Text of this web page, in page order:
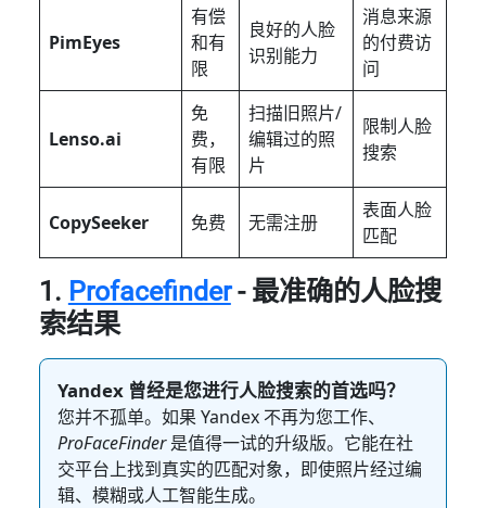
PimEyes
有偿
和有
限
良好的人脸
识别能力
消息来源
的付费访
问
Lenso.ai
免
费，
有限
扫描旧照片/
编辑过的照
片
限制人脸
搜索
CopySeeker 免费 无需注册
表面人脸
匹配
1. Profacefinder- 最准确的人脸搜
索结果
Yandex 曾经是您进行人脸搜索的首选吗？
您并不孤单。如果 Yandex 不再为您工作、
ProFaceFinder是值得一试的升级版。它能在社
交平台上找到真实的匹配对象，即使照片经过编
辑、模糊或人工智能生成。